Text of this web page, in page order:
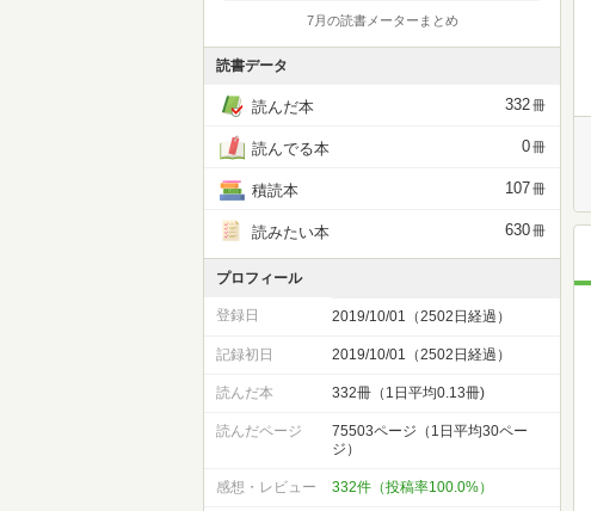
7月の読書メーターまとめ
読書データ
読んだ本 332冊
読んでる本 0冊
積読本 107冊
読みたい本 630冊
プロフィール
登録日 2019/10/01（2502日経過）
記録初日 2019/10/01（2502日経過）
読んだ本 332冊（1日平均0.13冊)
読んだページ
75503ページ（1日平均30ペー
ジ）
感想・レビュー 332件（投稿率100.0%）